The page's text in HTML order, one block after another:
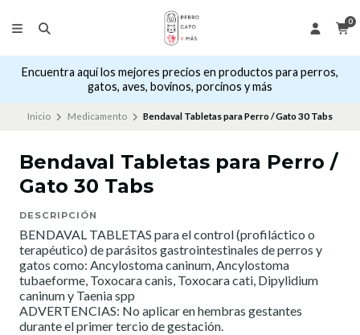
0
Encuentra aquí los mejores precios en productos para perros,
gatos, aves, bovinos, porcinos y más
Inicio Medicamento Bendaval Tabletas para Perro / Gato 30 Tabs
Bendaval Tabletas para Perro /
Gato 30 Tabs
DESCRIPCIÓN
BENDAVAL TABLETAS para el control (profiláctico o
terapéutico) de parásitos gastrointestinales de perros y
gatos como: Ancylostoma caninum, Ancylostoma
tubaeforme, Toxocara canis, Toxocara cati, Dipylidium
caninum y Taenia spp
ADVERTENCIAS: No aplicar en hembras gestantes
durante el primer tercio de gestación.